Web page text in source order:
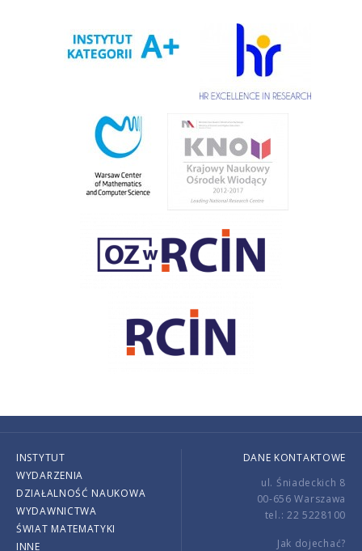
INSTYTUT
WYDARZENIA
DZIAŁALNOŚĆ NAUKOWA
WYDAWNICTWA
ŚWIAT MATEMATYKI
INNE
DANE KONTAKTOWE
ul. Śniadeckich 8
00-656 Warszawa
tel.: 22 5228100
Jak dojechać?